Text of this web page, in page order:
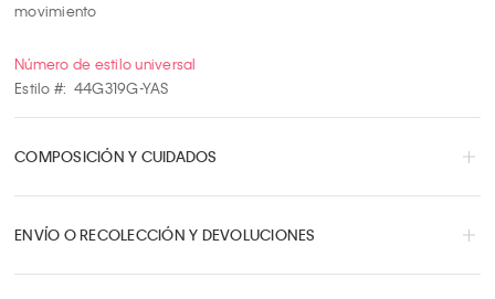
movimiento
Número de estilo universal
Estilo #: 44G319G-YAS
COMPOSICIÓN Y CUIDADOS
ENVÍO O RECOLECCIÓN Y DEVOLUCIONES